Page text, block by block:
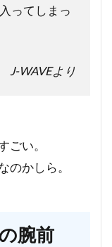
ってしまっ
J-WAVEより
ごい。
のかしら。
腕前